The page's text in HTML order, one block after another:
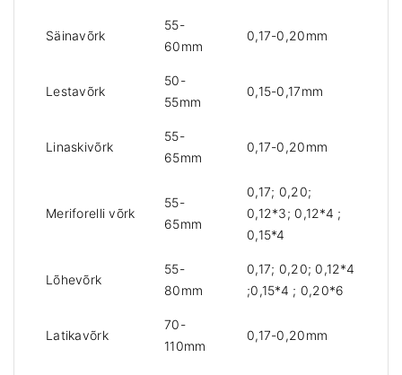
Säinavõrk
55-
60mm
0,17-0,20mm
Lestavõrk
50-
55mm
0,15-0,17mm
Linaskivõrk
55-
65mm
0,17-0,20mm
Meriforelli võrk
55-
65mm
0,17; 0,20;
0,12*3; 0,12*4 ;
0,15*4
Lõhevõrk
55-
80mm
0,17; 0,20; 0,12*4
;0,15*4 ; 0,20*6
Latikavõrk
70-
110mm
0,17-0,20mm